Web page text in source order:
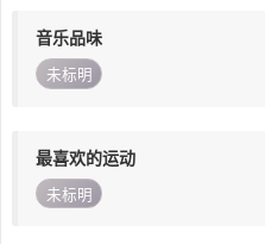
音乐品味
未标明
最喜欢的运动
未标明